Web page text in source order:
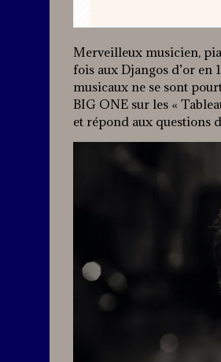
Merveilleux musicien,
fois aux Djangos d’or en
musicaux ne se sont
BIG ONE sur les «
et répond aux questions